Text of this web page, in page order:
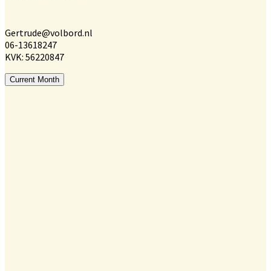
Gertrude@volbord.nl
06-13618247
KVK: 56220847
Current Month